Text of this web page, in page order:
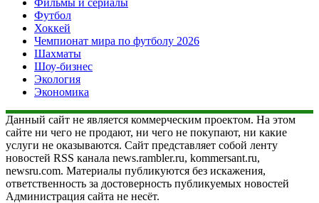
Футбол
Хоккей
Чемпионат мира по футболу 2026
Шахматы
Шоу-бизнес
Экология
Экономика
Данный сайт не является коммерческим проектом. На этом
сайте ни чего не продают, ни чего не покупают, ни какие
услуги не оказываются. Сайт представляет собой ленту
новостей RSS канала news.rambler.ru, kommersant.ru,
newsru.com. Материалы публикуются без искажения,
ответственность за достоверность публикуемых новостей
Администрация сайта не несёт.